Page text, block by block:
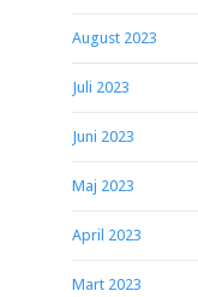
August 2023
Juli 2023
Juni 2023
Maj 2023
April 2023
Mart 2023